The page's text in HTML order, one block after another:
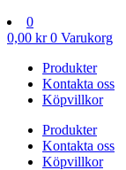
0
0,00 kr 0 Varukorg
Produkter
Kontakta oss
Köpvillkor
Produkter
Kontakta oss
Köpvillkor